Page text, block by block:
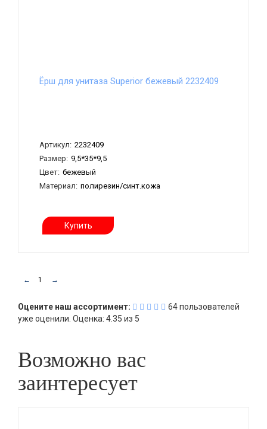
Ёрш для унитаза Superior бежевый 2232409
Артикул: 2232409
Размер: 9,5*35*9,5
Цвет: бежевый
Материал: полирезин/синт.кожа
Купить
← 1 →
Оцените наш ассортимент: 64пользователей
уже оценили. Оценка: 4.35 из 5
Возможно вас
заинтересует